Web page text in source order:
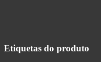
Etiquetas do produto